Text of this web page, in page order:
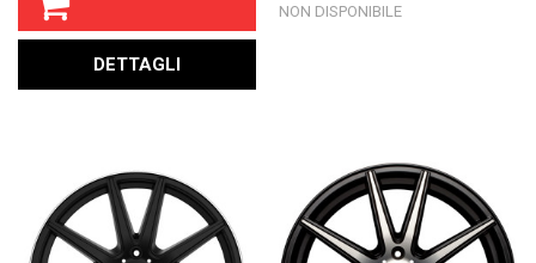
DETTAGLI
NON DISPONIBILE